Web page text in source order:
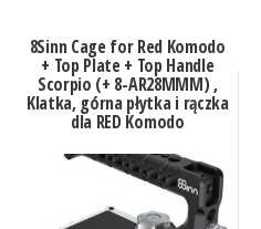
8Sinn Cage for Red Komodo
+ Top Plate + Top Handle
Scorpio (+ 8-AR28MMM) ,
Klatka, górna płytka i rączka
dla RED Komodo